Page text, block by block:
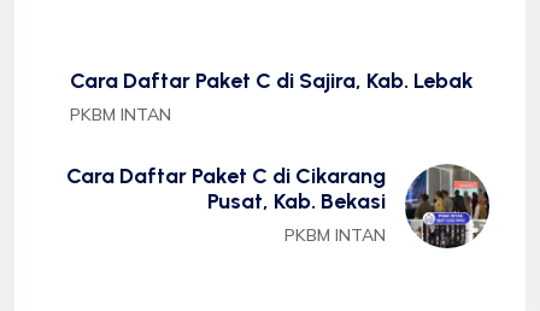
Cara Daftar Paket C di Sajira, Kab. Lebak
PKBM INTAN
Cara Daftar Paket C di Cikarang
Pusat, Kab. Bekasi
PKBM INTAN